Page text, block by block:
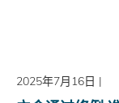
2025年7月16日 |